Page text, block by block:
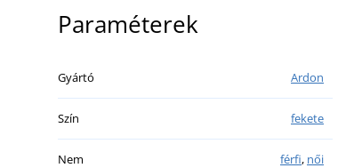
Paraméterek
Gyártó Ardon
Szín fekete
Nem férfi, női